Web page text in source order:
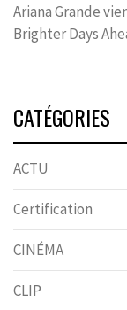
Ariana Grande
Brighter Days
CATÉGORIES
ACTU
Certification
CINÉMA
CLIP